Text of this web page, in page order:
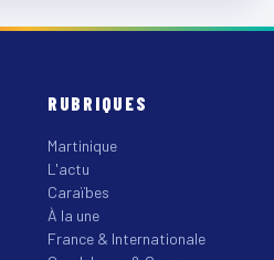
RUBRIQUES
Martinique
L'actu
Caraïbes
À la une
France & Internationale